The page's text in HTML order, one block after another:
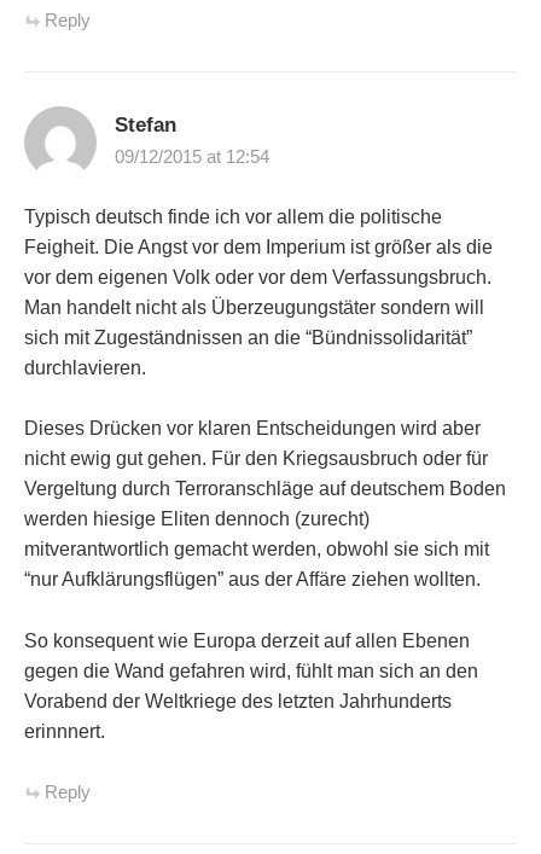
Reply
Stefan
09/12/2015 at 12:54
Typisch deutsch finde ich vor allem die politische
Feigheit. Die Angst vor dem Imperium ist größer als die
vor dem eigenen Volk oder vor dem Verfassungsbruch.
Man handelt nicht als Überzeugungstäter sondern will
sich mit Zugeständnissen an die “Bündnissolidarität”
durchlavieren.
Dieses Drücken vor klaren Entscheidungen wird aber
nicht ewig gut gehen. Für den Kriegsausbruch oder für
Vergeltung durch Terroranschläge auf deutschem Boden
werden hiesige Eliten dennoch (zurecht)
mitverantwortlich gemacht werden, obwohl sie sich mit
“nur Aufklärungsflügen” aus der Affäre ziehen wollten.
So konsequent wie Europa derzeit auf allen Ebenen
gegen die Wand gefahren wird, fühlt man sich an den
Vorabend der Weltkriege des letzten Jahrhunderts
erinnnert.
Reply